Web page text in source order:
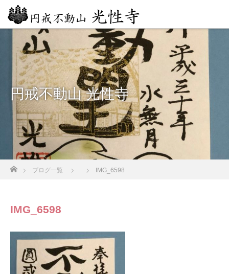
円戒不動山 光性寺
ブログ一覧 IMG_6598
IMG_6598